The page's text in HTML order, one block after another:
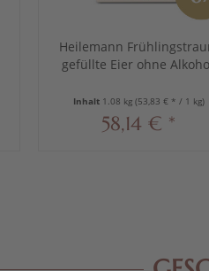
Heilemann
gefüllte Eier ohne
Inhalt 1.08 kg (53,83 € * / 1 kg)
58,14 € *